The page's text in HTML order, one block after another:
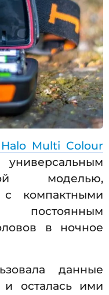
Multi Colour
моделью,
компактными
постоянным
в ночное
данные
осталась ими